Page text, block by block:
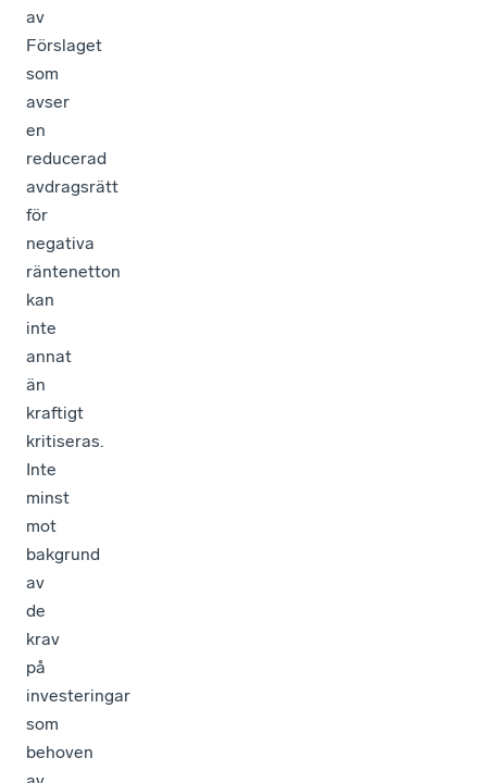
av
Förslaget
som
avser
en
reducerad
avdragsrätt
för
negativa
räntenetton
kan
inte
annat
än
kraftigt
kritiseras.
Inte
minst
mot
bakgrund
av
de
krav
på
investeringar
som
behoven